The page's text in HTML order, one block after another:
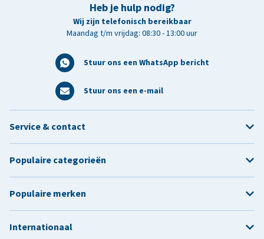
Heb je hulp nodig?
Wij zijn telefonisch bereikbaar
Maandag t/m vrijdag: 08:30 - 13:00 uur
Stuur ons een WhatsApp bericht
Stuur ons een e-mail
Service & contact
Populaire categorieën
Populaire merken
Internationaal